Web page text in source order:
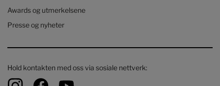
Awards og utmerkelsene
Presse og nyheter
Hold kontakten med oss ​​via sosiale nettverk: